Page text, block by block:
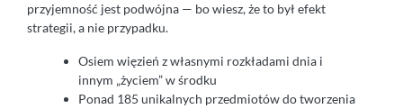
przyjemność jest podwójna — bo wiesz, że to był efekt
strategii, a nie przypadku.
Osiem więzień z własnymi rozkładami dnia i
innym „życiem” w środku
Ponad 185 unikalnych przedmiotów do tworzenia